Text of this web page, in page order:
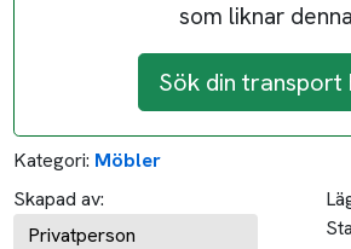
som liknar
Sök din transport
Kategori: Möbler
Skapad av:
Privatperson